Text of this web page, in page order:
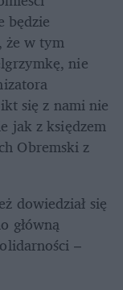
będzie
że w tym
nie
się z nami nie
jak z księdzem
Obremski z
dowiedział się
główną
–